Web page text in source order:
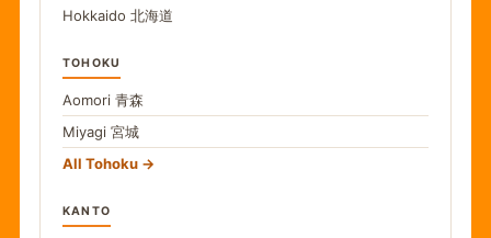
Hokkaido 北海道
TOHOKU
Aomori 青森
Miyagi 宮城
All Tohoku
KANTO